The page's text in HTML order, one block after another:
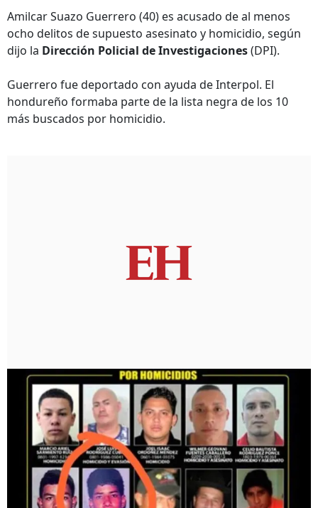
Amilcar Suazo Guerrero (40) es acusado de al menos
ocho delitos de supuesto asesinato y homicidio, según
dijo la Dirección Policial de Investigaciones(DPI).
Guerrero fue deportado con ayuda de Interpol. El
hondureño formaba parte de la lista negra de los 10
más buscados por homicidio.